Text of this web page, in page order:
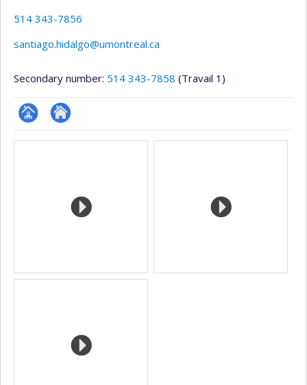
514 343-7856
santiago.hidalgo@umontreal.ca
Secondary number: 514 343-7858 (Travail 1)
Page Autre
Media